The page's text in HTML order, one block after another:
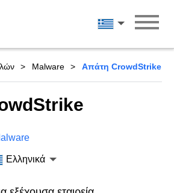
Ελληνικά
Malware Απάτη CrowdStrike
Ελληνικά